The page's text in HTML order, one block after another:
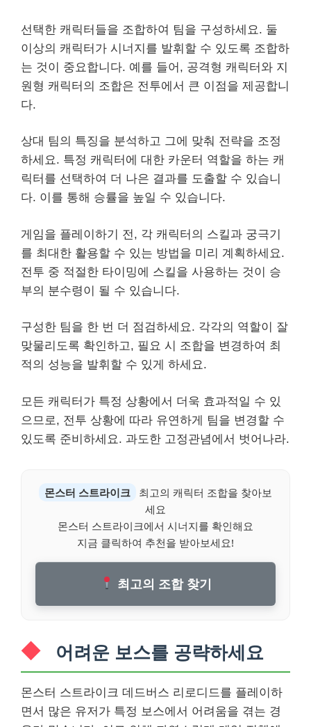
선택한 캐릭터들을 조합하여 팀을 구성하세요. 둘
이상의 캐릭터가 시너지를 발휘할 수 있도록 조합하
는 것이 중요합니다. 예를 들어, 공격형 캐릭터와 지
원형 캐릭터의 조합은 전투에서 큰 이점을 제공합니
다.
상대 팀의 특징을 분석하고 그에 맞춰 전략을 조정
하세요. 특정 캐릭터에 대한 카운터 역할을 하는 캐
릭터를 선택하여 더 나은 결과를 도출할 수 있습니
다. 이를 통해 승률을 높일 수 있습니다.
게임을 플레이하기 전, 각 캐릭터의 스킬과 궁극기
를 최대한 활용할 수 있는 방법을 미리 계획하세요.
전투 중 적절한 타이밍에 스킬을 사용하는 것이 승
부의 분수령이 될 수 있습니다.
구성한 팀을 한 번 더 점검하세요. 각각의 역할이 잘
맞물리도록 확인하고, 필요 시 조합을 변경하여 최
적의 성능을 발휘할 수 있게 하세요.
모든 캐릭터가 특정 상황에서 더욱 효과적일 수 있
으므로, 전투 상황에 따라 유연하게 팀을 변경할 수
있도록 준비하세요. 과도한 고정관념에서 벗어나라.
몬스터 스트라이크
최고의 캐릭터 조합을 찾아보
세요
몬스터 스트라이크에서 시너지를 확인해요
지금 클릭하여 추천을 받아보세요!
최고의 조합 찾기
어려운 보스를 공략하세요
몬스터 스트라이크 데드버스 리로디드를 플레이하
면서 많은 유저가 특정 보스에서 어려움을 겪는 경